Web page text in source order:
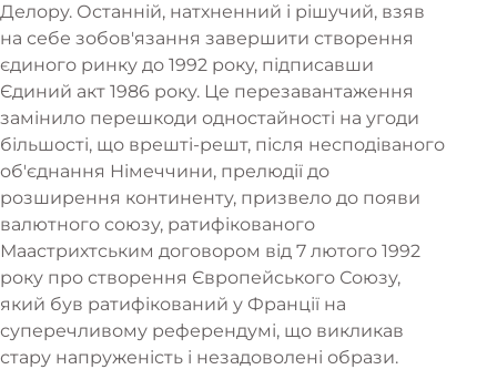
Делору. Останній, натхненний і рішучий, взяв
на себе зобов'язання завершити створення
єдиного ринку до 1992 року, підписавши
Єдиний акт 1986 року. Це перезавантаження
замінило перешкоди одностайності на угоди
більшості, що врешті-решт, після несподіваного
об'єднання Німеччини, прелюдії до
розширення континенту, призвело до появи
валютного союзу, ратифікованого
Маастрихтським договором від 7 лютого 1992
року про створення Європейського Союзу,
який був ратифікований у Франції на
суперечливому референдумі, що викликав
стару напруженість і незадоволені образи.